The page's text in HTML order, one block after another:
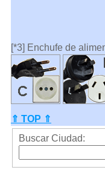
[*3] Enchufe de
⇑ TOP ⇑
Buscar Ciudad: